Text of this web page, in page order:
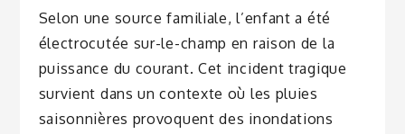
Selon une source familiale, l’enfant a été
électrocutée sur-le-champ en raison de la
puissance du courant. Cet incident tragique
survient dans un contexte où les pluies
saisonnières provoquent des inondations